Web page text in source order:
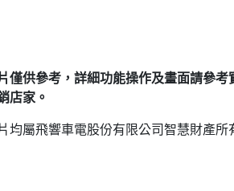
僅供參考，詳細功能操作及畫面請參
店家。
均屬飛響車電股份有限公司智慧財產所